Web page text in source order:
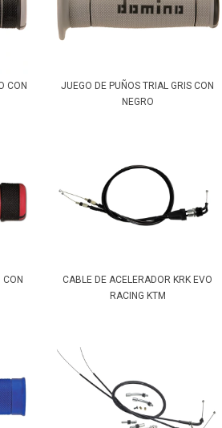
CON
JUEGO DE PUÑOS TRIAL GRIS CON
NEGRO
CON
CABLE DE ACELERADOR KRK EVO
RACING KTM